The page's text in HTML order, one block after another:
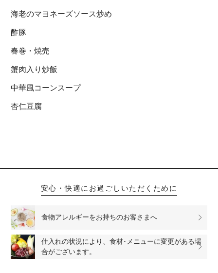
海老のマヨネーズソース炒め
酢豚
春巻・焼売
蟹肉入り炒飯
中華風コーンスープ
杏仁豆腐
安心・快適にお過ごしいただくために
食物アレルギーをお持ちのお客さまへ
仕入れの状況により、食材･メニューに変更がある場
合がございます。